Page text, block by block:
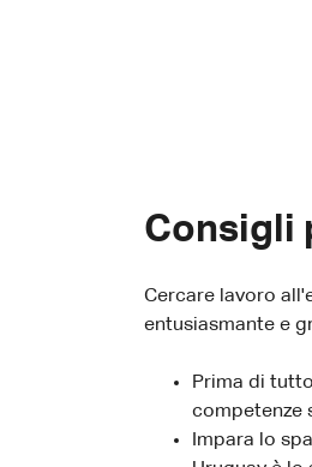
Consigli
Cercare lavoro
entusiasmante e
Prima di
competenze
Impara lo